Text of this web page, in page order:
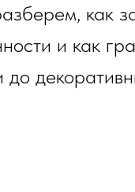
как
и как